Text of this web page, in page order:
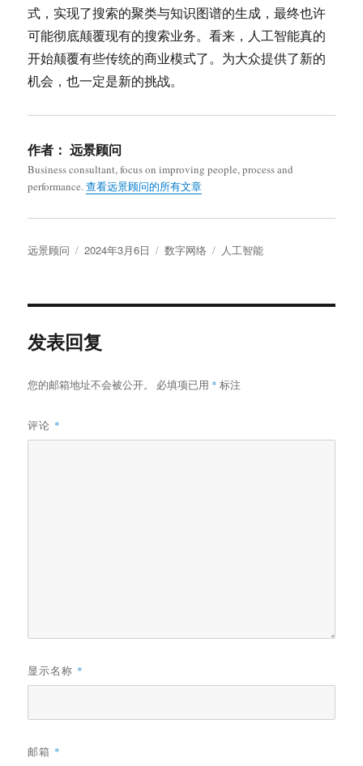
式，实现了搜索的聚类与知识图谱的生成，最终也许
可能彻底颠覆现有的搜索业务。看来，人工智能真的
开始颠覆有些传统的商业模式了。为大众提供了新的
机会，也一定是新的挑战。
作者： 远景顾问
Business consultant, focus on improving people, process and
performance.查看远景顾问的所有文章
作
远景顾问
发
2024年3月6日
分
数字网络
标
人工智能
发表回复
您的邮箱地址不会被公开。 必填项已用 * 标注
评论 *
显示名称 *
邮箱 *